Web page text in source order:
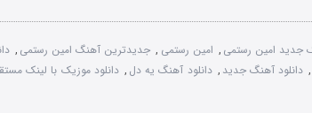
جدید امین رستمی , امین رستمی , جدیدترین آهنگ امین رستمی ,
, دانلود آهنگ جدید , دانلود آهنگ یه دل , دانلود موزیک با لینک